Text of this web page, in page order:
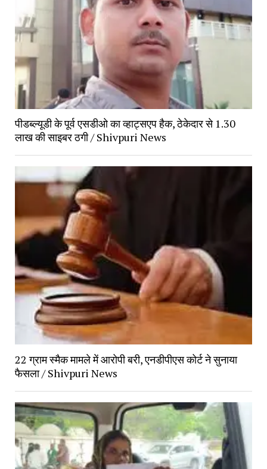
पीडब्ल्यूडी के पूर्व एसडीओ का व्हाट्सएप हैक, ठेकेदार से 1.30
लाख की साइबर ठगी / Shivpuri News
22 ग्राम स्मैक मामले में आरोपी बरी, एनडीपीएस कोर्ट ने सुनाया
फैसला / Shivpuri News